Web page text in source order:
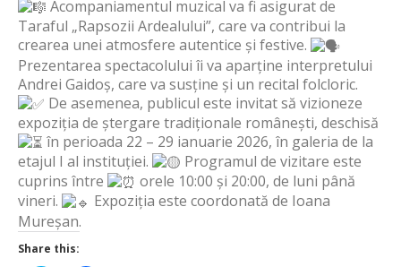
Acompaniamentul muzical va fi asigurat de
Taraful „Rapsozii Ardealului”, care va contribui la
crearea unei atmosfere autentice și festive.
Prezentarea spectacolului îi va aparține interpretului
Andrei Gaidoș, care va susține și un recital folcloric.
De asemenea, publicul este invitat să vizioneze
expoziția de ștergare tradiționale românești, deschisă
în perioada 22 – 29 ianuarie 2026, în galeria de la
etajul I al instituției.
Programul de vizitare este
cuprins între
orele 10:00 și 20:00, de luni până
vineri.
Expoziția este coordonată de Ioana
Mureșan.
Share this: